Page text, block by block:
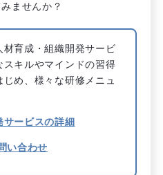
ませんか？
育成・組織開発サービ
スキルやマインドの習得
め、様々な研修メニュ
ービスの詳細
い合わせ